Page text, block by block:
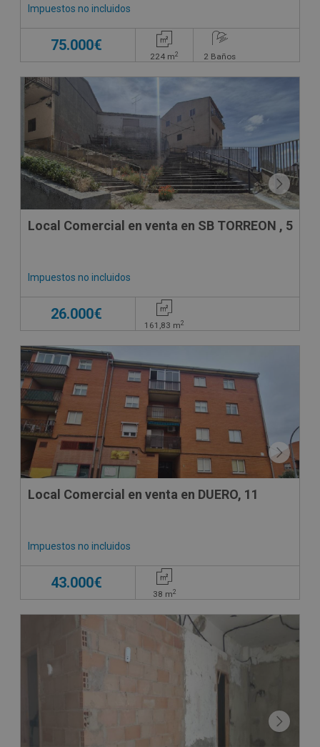
Impuestos no incluidos
75.000€
224 m2 2 Baños
Local Comercial en venta en SB TORREON , 5
Impuestos no incluidos
26.000€
161,83 m2
CONDICIONES ESPECIALES
Local Comercial en venta en DUERO, 11
Impuestos no incluidos
43.000€
38 m2
CONDICIONES ESPECIALES